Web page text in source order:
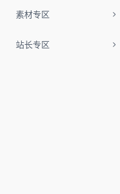
素材专区
站长专区